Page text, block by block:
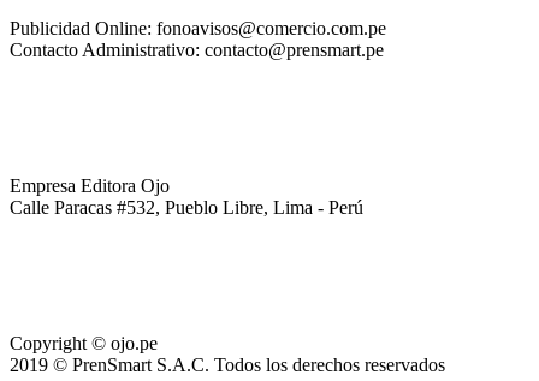
Publicidad Online: fonoavisos@comercio.com.pe
Contacto Administrativo: contacto@prensmart.pe
Empresa Editora Ojo
Calle Paracas #532, Pueblo Libre, Lima - Perú
Copyright © ojo.pe
2019 © PrenSmart S.A.C. Todos los derechos reservados